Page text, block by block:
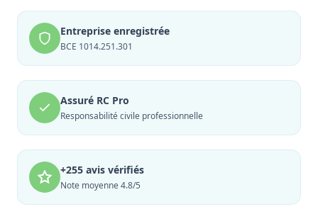
Entreprise enregistrée
BCE 1014.251.301
Assuré RC Pro
Responsabilité civile professionnelle
+255 avis vérifiés
Note moyenne 4.8/5